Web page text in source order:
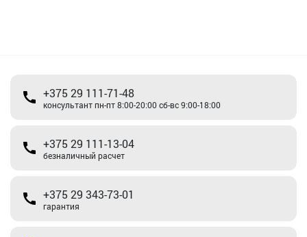
+375 29 111-71-48
консультант пн-пт 8:00-20:00 сб-вс 9:00-18:00
+375 29 111-13-04
безналичный расчет
+375 29 343-73-01
гарантия